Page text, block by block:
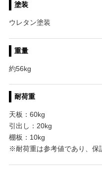
塗装
ウレタン塗装
重量
約56kg
耐荷重
天板：60kg
引出し：20kg
棚板：10kg
※耐荷重は参考値であり、保